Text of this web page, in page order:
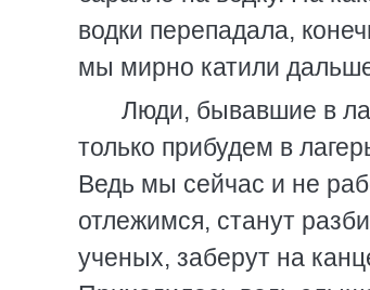
водки перепадала,
мы мирно катили
Люди, бывавшие в
только прибудем в
Ведь мы сейчас и не
отлежимся, станут
ученых, заберут на